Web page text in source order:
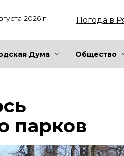
2026 г Погода в
Дума Общество
парков